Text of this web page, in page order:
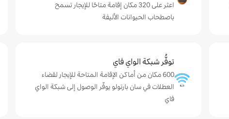
اعثر على 320 مكان إقامة متاحًا للإيجار تسمح
باصطحاب الحيوانات الأليفة
توفُّر شبكة الواي فاي
600 مكان من أماكن الإقامة المتاحة للإيجار لقضاء
العطلات في سان بارتولو يوفّر الوصول إلى شبكة الواي
فاي